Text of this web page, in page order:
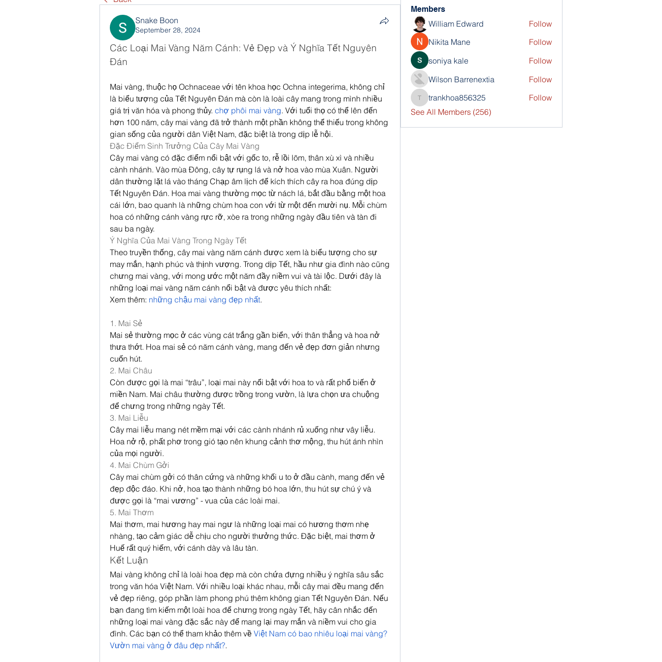
Snake Boon
September 28, 2024
Các Loại Mai Vàng Năm Cánh: Vẻ Đẹp và Ý Nghĩa Tết Nguyên
Đán
Mai vàng, thuộc họ Ochnaceae với tên khoa học Ochna integerima, không chỉ
là biểu tượng của Tết Nguyên Đán mà còn là loài cây mang trong mình nhiều
giá trị văn hóa và phong thủy. chợ phôi mai vàng. Với tuổi thọ có thể lên đến
hơn 100 năm, cây mai vàng đã trở thành một phần không thể thiếu trong không
gian sống của người dân Việt Nam, đặc biệt là trong dịp lễ hội.
Đặc Điểm Sinh Trưởng Của Cây Mai Vàng
Cây mai vàng có đặc điểm nổi bật với gốc to, rễ lồi lõm, thân xù xì và nhiều
cành nhánh. Vào mùa Đông, cây tự rụng lá và nở hoa vào mùa Xuân. Người
dân thường lặt lá vào tháng Chạp âm lịch để kích thích cây ra hoa đúng dịp
Tết Nguyên Đán. Hoa mai vàng thường mọc từ nách lá, bắt đầu bằng một hoa
cái lớn, bao quanh là những chùm hoa con với từ một đến mười nụ. Mỗi chùm
hoa có những cánh vàng rực rỡ, xòe ra trong những ngày đầu tiên và tàn đi
sau ba ngày.
Ý Nghĩa Của Mai Vàng Trong Ngày Tết
Theo truyền thống, cây mai vàng năm cánh được xem là biểu tượng cho sự
may mắn, hạnh phúc và thịnh vượng. Trong dịp Tết, hầu như gia đình nào cũng
chưng mai vàng, với mong ước một năm đầy niềm vui và tài lộc. Dưới đây là
những loại mai vàng năm cánh nổi bật và được yêu thích nhất:
Xem thêm: những chậu mai vàng đẹp nhất.
1. Mai Sẻ
Mai sẻ thường mọc ở các vùng cát trắng gần biển, với thân thẳng và hoa nở
thưa thớt. Hoa mai sẻ có năm cánh vàng, mang đến vẻ đẹp đơn giản nhưng
cuốn hút.
2. Mai Châu
Còn được gọi là mai “trâu”, loại mai này nổi bật với hoa to và rất phổ biến ở
miền Nam. Mai châu thường được trồng trong vườn, là lựa chọn ưa chuộng
để chưng trong những ngày Tết.
3. Mai Liễu
Cây mai liễu mang nét mềm mại với các cành nhánh rủ xuống như vây liễu.
Hoa nở rộ, phất phơ trong gió tạo nên khung cảnh thơ mộng, thu hút ánh nhìn
của mọi người.
4. Mai Chùm Gởi
Cây mai chùm gởi có thân cứng và những khối u to ở đầu cành, mang đến vẻ
đẹp độc đáo. Khi nở, hoa tạo thành những bó hoa lớn, thu hút sự chú ý và
được gọi là “mai vương” - vua của các loài mai.
5. Mai Thơm
Mai thơm, mai hương hay mai ngư là những loại mai có hương thơm nhẹ
nhàng, tạo cảm giác dễ chịu cho người thưởng thức. Đặc biệt, mai thơm ở
Huế rất quý hiếm, với cánh dày và lâu tàn.
Kết Luận
Mai vàng không chỉ là loài hoa đẹp mà còn chứa đựng nhiều ý nghĩa sâu sắc
trong văn hóa Việt Nam. Với nhiều loại khác nhau, mỗi cây mai đều mang đến
vẻ đẹp riêng, góp phần làm phong phú thêm không gian Tết Nguyên Đán. Nếu
bạn đang tìm kiếm một loài hoa để chưng trong ngày Tết, hãy cân nhắc đến
những loại mai vàng đặc sắc này để mang lại may mắn và niềm vui cho gia
đình. Các bạn có thể tham khảo thêm về Việt Nam có bao nhiêu loại mai vàng?
Vườn mai vàng ở đâu đẹp nhất?.
Members
William Edward
Follow
Nikita Mane
Follow
soniya kale
Follow
Wilson Barrenextia
Follow
trankhoa856325
trankhoa856325
Follow
See All Members (256)